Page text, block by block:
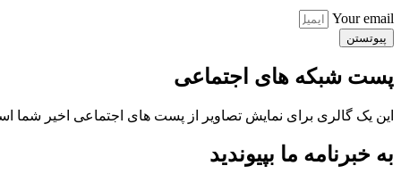
Your email
پیوتستن
پست شبکه های اجتماعی
این یک گالری برای نمایش تصاویر از پست های اجتماعی اخیر شما
به خبرنامه ما بپیوندید